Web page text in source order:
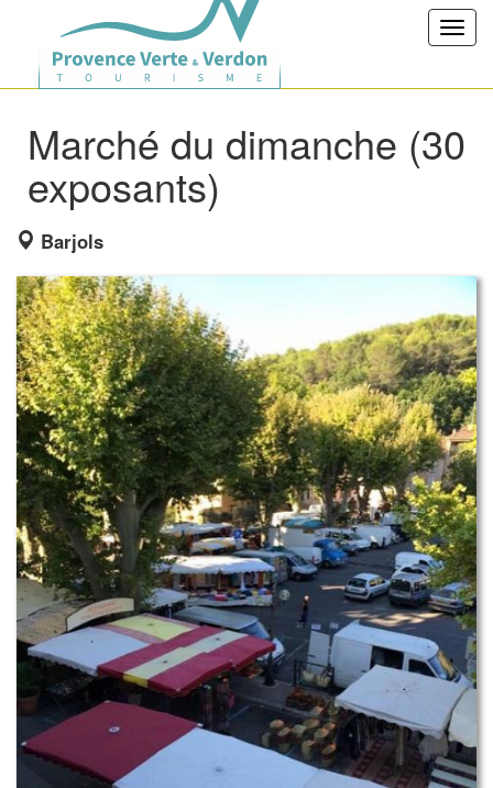
Marché du dimanche (30
exposants)
Barjols